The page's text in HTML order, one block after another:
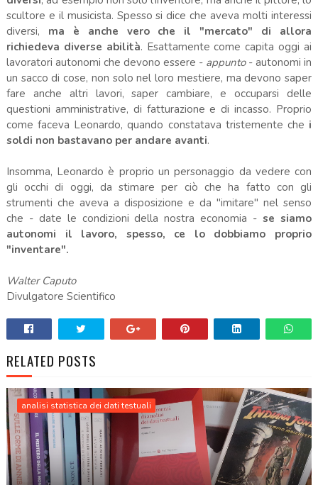
scultore e il musicista. Spesso si dice che aveva molti interessi
diversi, ma è anche vero che il "mercato" di allora
richiedeva diverse abilità. Esattamente come capita oggi ai
lavoratori autonomi che devono essere - appunto- autonomi in
un sacco di cose, non solo nel loro mestiere, ma devono saper
fare anche altri lavori, saper cambiare, e occuparsi delle
questioni amministrative, di fatturazione e di incasso. Proprio
come faceva Leonardo, quando constatava tristemente che i
soldi non bastavano per andare avanti.
Insomma, Leonardo è proprio un personaggio da vedere con
gli occhi di oggi, da stimare per ciò che ha fatto con gli
strumenti che aveva a disposizione e da "imitare" nel senso
che - date le condizioni della nostra economia -se siamo
autonomi il lavoro, spesso, ce lo dobbiamo proprio
"inventare".
Walter Caputo
Divulgatore Scientifico
RELATED POSTS
analisi statistica dei dati testuali